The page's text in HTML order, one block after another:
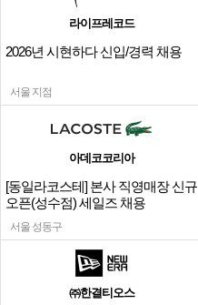
라이프레코드
2026년 시현하다 신입/경력 채용
서울 지점
아데코코리아
[동일라코스테] 본사 직영매장 신규
오픈(성수점) 세일즈 채용
서울 성동구
㈜한결티오스